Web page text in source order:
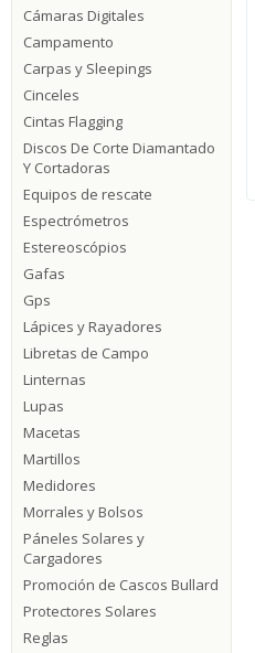
Cámaras Digitales
Campamento
Carpas y Sleepings
Cinceles
Cintas Flagging
Discos De Corte Diamantado
Y Cortadoras
Equipos de rescate
Espectrómetros
Estereoscópios
Gafas
Gps
Lápices y Rayadores
Libretas de Campo
Linternas
Lupas
Macetas
Martillos
Medidores
Morrales y Bolsos
Páneles Solares y
Cargadores
Promoción de Cascos Bullard
Protectores Solares
Reglas